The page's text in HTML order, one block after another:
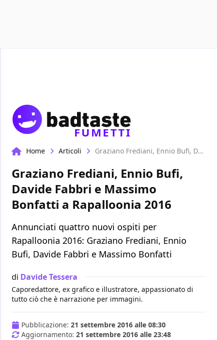
FUMETTI
Home Articoli Graziano Frediani, Ennio Bufi, Davide Fabbri e Massimo Bonfatti a Rapalloonia 2016
Graziano Frediani, Ennio Bufi,
Davide Fabbri e Massimo
Bonfatti a Rapalloonia 2016
Annunciati quattro nuovi ospiti per
Rapalloonia 2016: Graziano Frediani, Ennio
Bufi, Davide Fabbri e Massimo Bonfatti
di Davide Tessera
Caporedattore, ex grafico e illustratore, appassionato di
tutto ciò che è narrazione per immagini.
Pubblicazione: 21 settembre 2016 alle 08:30
Aggiornamento: 21 settembre 2016 alle 23:48